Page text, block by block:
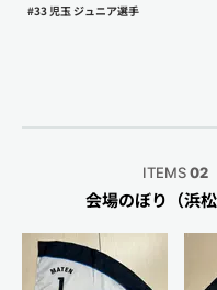
#33 児玉 ジュニア選手
ITEMS 02
会場のぼり（浜松